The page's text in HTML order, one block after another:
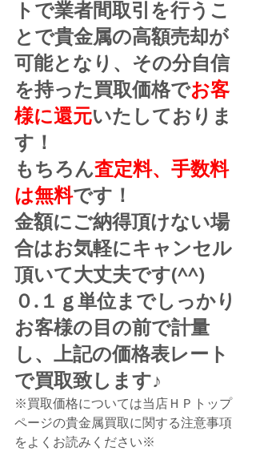
トで業者間取引を行うこ
とで貴金属の高額売却が
可能となり、その分自信
を持った買取価格でお客
様に還元いたしておりま
す！
もちろん査定料、手数料
は無料です！
金額にご納得頂けない場
合はお気軽にキャンセル
頂いて大丈夫です(^^)
０.１ｇ単位までしっかり
お客様の目の前で計量
し、上記の価格表レート
で買取致します♪
※買取価格については当店ＨＰトップ
ページの貴金属買取に関する注意事項
をよくお読みください※